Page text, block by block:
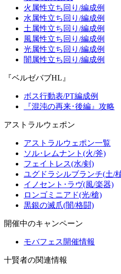
火属性立ち回り/編成例
水属性立ち回り/編成例
土属性立ち回り/編成例
風属性立ち回り/編成例
光属性立ち回り/編成例
闇属性立ち回り/編成例
『ベルゼバブHL』
ボス行動表/PT編成例
『混沌の再来･後編』攻略
アストラルウェポン
アストラルウェポン一覧
ソル･レムナント(火/斧)
フェイトレス(水/剣)
ユグドラシルブランチ(土/
イノセント･ラヴ(風/楽器)
ロンゴミニアド(光/槍)
黒銀の滅爪(闇/格闘)
開催中のキャンペーン
モバフェス開催情報
十賢者の関連情報